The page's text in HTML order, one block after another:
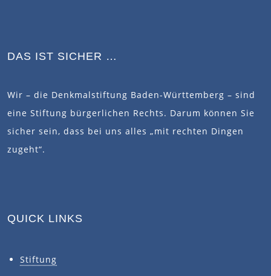
DAS IST SICHER …
Wir – die Denkmalstiftung Baden-Württemberg – sind
eine Stiftung bürgerlichen Rechts. Darum können Sie
sicher sein, dass bei uns alles „mit rechten Dingen
zugeht“.
QUICK LINKS
Stiftung